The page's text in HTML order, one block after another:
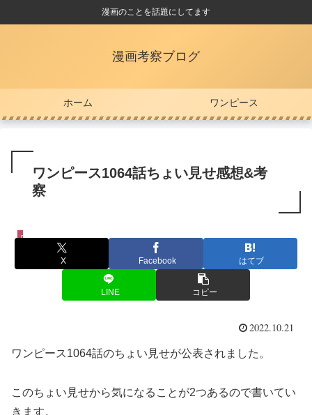
漫画のことを話題にしてます
漫画考察ブログ
ホーム ワンピース
ワンピース1064話ちょい見せ感想&考
察
ワンピース
X Facebook はてブ
LINE コピー
2022.10.21
ワンピース1064話のちょい見せが公表されました。
このちょい見せから気になることが2つあるので書いてい
きます。